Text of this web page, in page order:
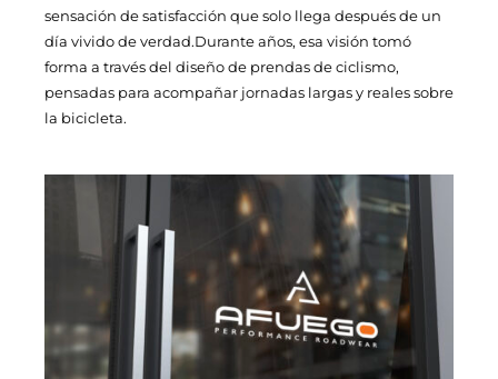
sensación de satisfacción que solo llega después de un
día vivido de verdad.Durante años, esa visión tomó
forma a través del diseño de prendas de ciclismo,
pensadas para acompañar jornadas largas y reales sobre
la bicicleta.